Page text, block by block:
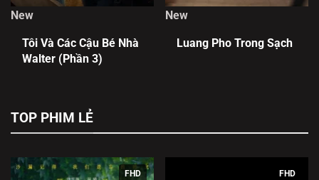
New
Tôi Và Các Cậu Bé Nhà
Walter (Phần 3)
New
Luang Pho Trong Sạch
TOP PHIM LẺ
FHD FHD